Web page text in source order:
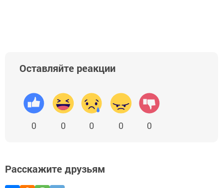
Оставляйте реакции
0 0 0 0 0
Расскажите друзьям